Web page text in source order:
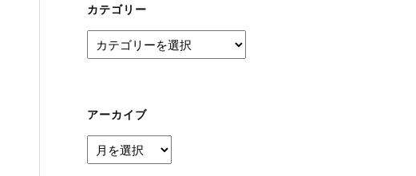
カテゴリー
テ
ー
アーカイブ
ア
ー